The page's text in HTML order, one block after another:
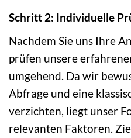
Schritt 2: Individuelle
Nachdem Sie uns Ihre
prüfen unsere
umgehend. Da wir
Abfrage und eine
verzichten, liegt unser
relevanten Faktoren.